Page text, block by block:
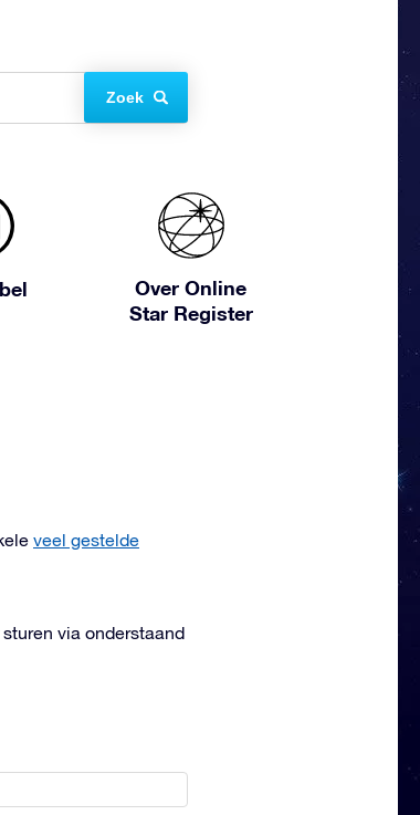
Zoek
Over Online
Star Register
veel gestelde
via onderstaand